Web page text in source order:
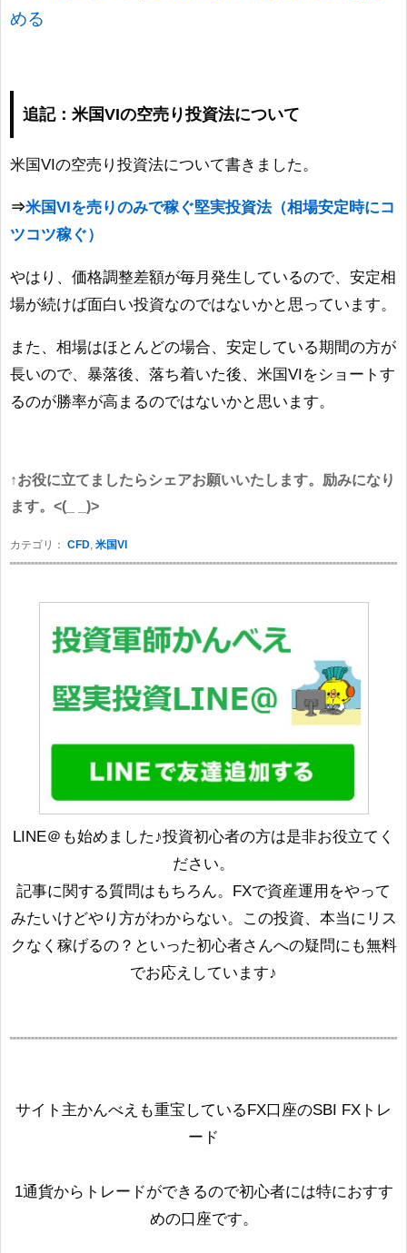
める
追記：米国VIの空売り投資法について
米国VIの空売り投資法について書きました。
⇒米国VIを売りのみで稼ぐ堅実投資法（相場安定時にコ
ツコツ稼ぐ）
やはり、価格調整差額が毎月発生しているので、安定相
場が続けば面白い投資なのではないかと思っています。
また、相場はほとんどの場合、安定している期間の方が
長いので、暴落後、落ち着いた後、米国VIをショートす
るのが勝率が高まるのではないかと思います。
↑お役に立てましたらシェアお願いいたします。励みになり
ます。<(_ _)>
カテゴリ： CFD 米国VI
LINE＠も始めました♪投資初心者の方は是非お役立てく
ださい。
記事に関する質問はもちろん。FXで資産運用をやって
みたいけどやり方がわからない。この投資、本当にリス
クなく稼げるの？といった初心者さんへの疑問にも無料
でお応えしています♪
サイト主かんべえも重宝しているFX口座のSBI FXトレ
ード
1通貨からトレードができるので初心者には特におすす
めの口座です。